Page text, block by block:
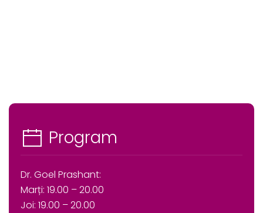
Program
Dr. Goel Prashant:
Marți: 19.00 – 20.00
Joi: 19.00 – 20.00